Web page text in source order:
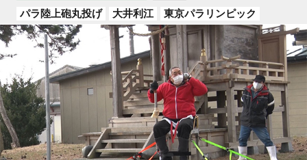
パラ陸上砲丸投げ
大井利江 東京パラリンピック